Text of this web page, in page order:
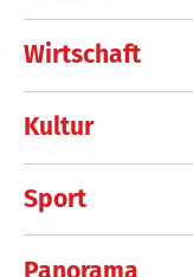
Wirtschaft
Kultur
Sport
Panorama